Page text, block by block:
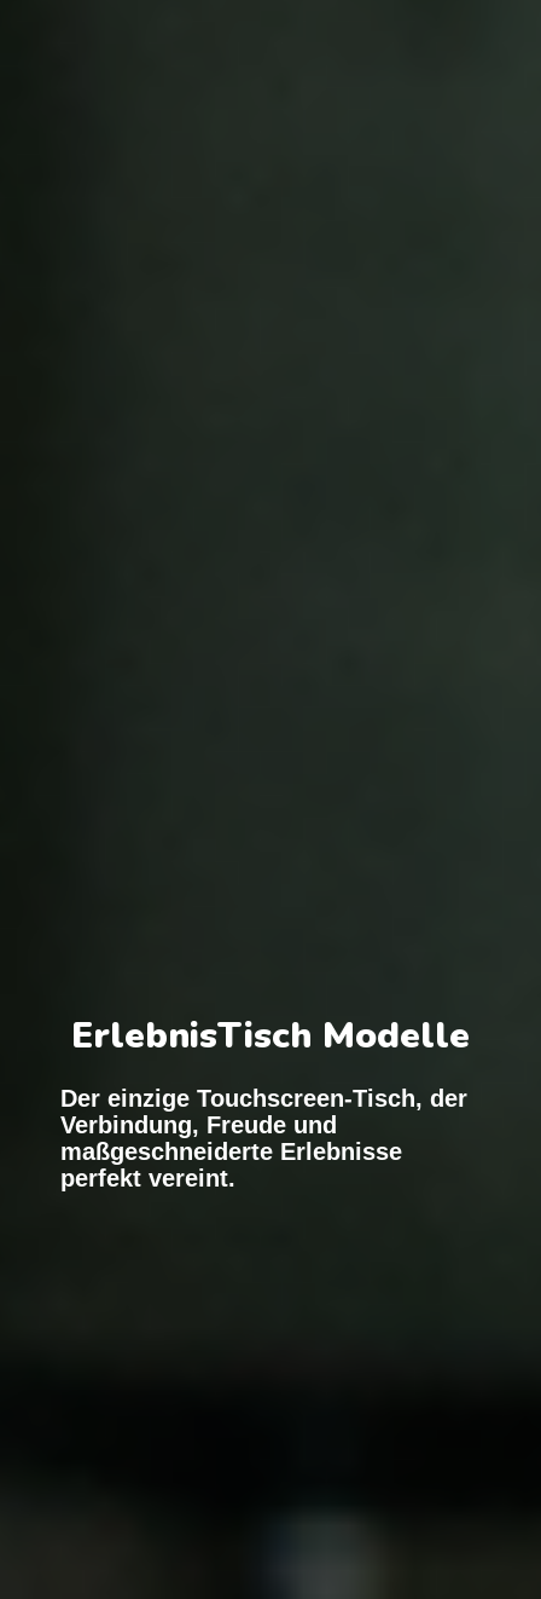
ErlebnisTisch Modelle
Der einzige Touchscreen-Tisch, der
Verbindung, Freude und
maßgeschneiderte Erlebnisse
perfekt vereint.